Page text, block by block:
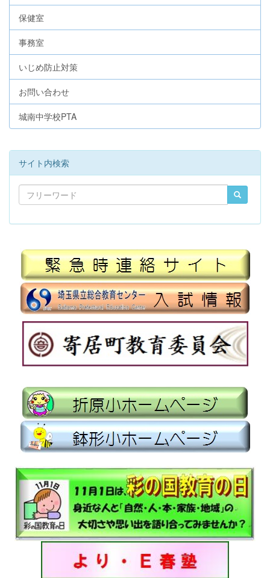
保健室
事務室
いじめ防止対策
お問い合わせ
城南中学校PTA
サイト内検索